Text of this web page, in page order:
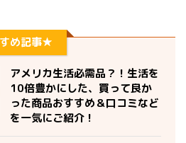
め記事★
アメリカ生活必需品？！生活を
10倍豊かにした、買って良か
った商品おすすめ＆口コミなど
を一気にご紹介！